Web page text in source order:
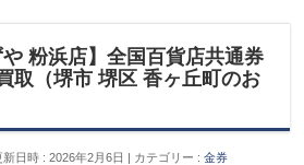
や 粉浜店】全国百貨店共通券
取（堺市 堺区 香ヶ丘町のお
新日時 : 2026年2月6日 カテゴリー :金券